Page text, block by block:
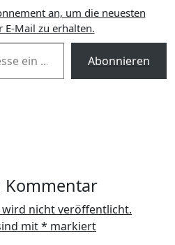
E-Mail zu erhalten.
Abonnieren
Kommentar
wird nicht veröffentlicht.
mit* markiert